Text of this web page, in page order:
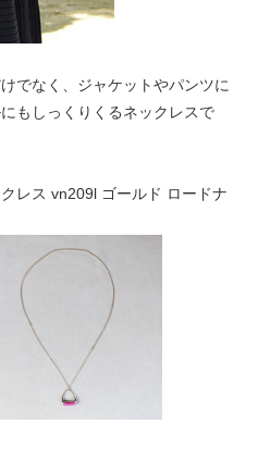
でなく、ジャケットやパンツに
もしっくりくるネックレスで
レス vn209l ゴールド ロードナ